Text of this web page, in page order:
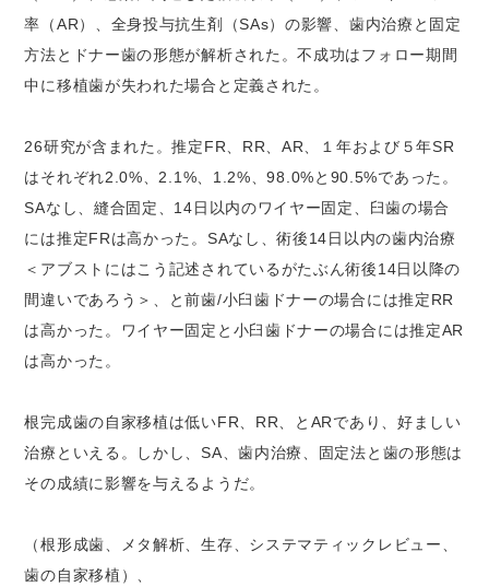
率（AR）、全身投与抗生剤（SAs）の影響、歯内治療と固定
方法とドナー歯の形態が解析された。不成功はフォロー期間
中に移植歯が失われた場合と定義された。
26研究が含まれた。推定FR、RR、AR、１年および５年SR
はそれぞれ2.0%、2.1%、1.2%、98.0%と90.5%であった。
SAなし、縫合固定、14日以内のワイヤー固定、臼歯の場合
には推定FRは高かった。SAなし、術後14日以内の歯内治療
＜アブストにはこう記述されているがたぶん術後14日以降の
間違いであろう＞、と前歯/小臼歯ドナーの場合には推定RR
は高かった。ワイヤー固定と小臼歯ドナーの場合には推定AR
は高かった。
根完成歯の自家移植は低いFR、RR、とARであり、好ましい
治療といえる。しかし、SA、歯内治療、固定法と歯の形態は
その成績に影響を与えるようだ。
（根形成歯、メタ解析、生存、システマティックレビュー、
歯の自家移植）、